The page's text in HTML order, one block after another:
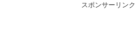
スポンサーリンク